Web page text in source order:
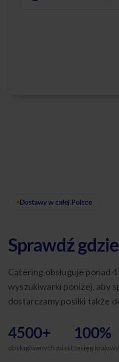
Dostawy w całej Polsce
Sprawdź
Catering obsługuje ponad
wyszukiwarki poniżej, aby
dostarczamy posiłki także
4500+
obsługiwanych miast
100%
zasięg krajowy